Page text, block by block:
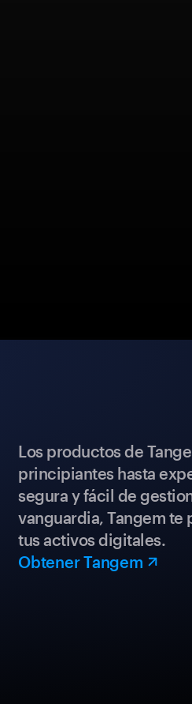
Los productos de
principiantes hasta
segura y fácil de
vanguardia, Tangem
tus activos digitales.
Obtener Tangem